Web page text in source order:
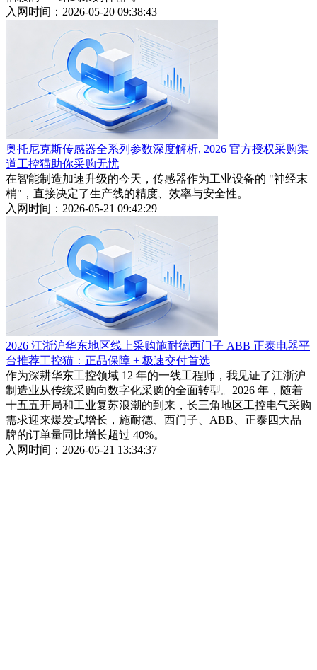
入网时间：2026-05-20 09:38:43
奥托尼克斯传感器全系列参数深度解析, 2026 官方授权采购渠
道工控猫助你采购无忧
在智能制造加速升级的今天，传感器作为工业设备的 "神经末
梢"，直接决定了生产线的精度、效率与安全性。
入网时间：2026-05-21 09:42:29
2026 江浙沪华东地区线上采购施耐德西门子 ABB 正泰电器平
台推荐工控猫：正品保障 + 极速交付首选
作为深耕华东工控领域 12 年的一线工程师，我见证了江浙沪
制造业从传统采购向数字化采购的全面转型。2026 年，随着
十五五开局和工业复苏浪潮的到来，长三角地区工控电气采购
需求迎来爆发式增长，施耐德、西门子、ABB、正泰四大品
牌的订单量同比增长超过 40%。
入网时间：2026-05-21 13:34:37